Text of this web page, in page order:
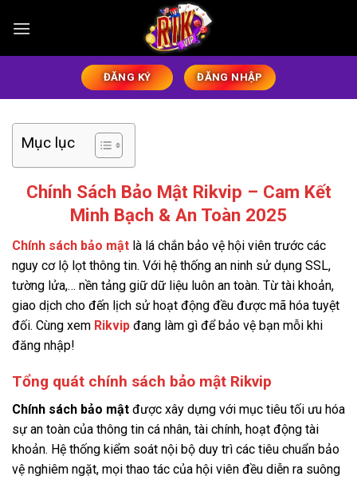
qua
ĐĂNG KÝ ĐĂNG NHẬP
Mục lục
Chính Sách Bảo Mật Rikvip – Cam Kết
Minh Bạch & An Toàn 2025
Chính sách bảo mật là lá chắn bảo vệ hội viên trước các
nguy cơ lộ lọt thông tin. Với hệ thống an ninh sử dụng SSL,
tường lửa,… nền tảng giữ dữ liệu luôn an toàn. Từ tài khoản,
giao dịch cho đến lịch sử hoạt động đều được mã hóa tuyệt
đối. Cùng xem Rikvip đang làm gì để bảo vệ bạn mỗi khi
đăng nhập!
Tổng quát chính sách bảo mật Rikvip
Chính sách bảo mật được xây dựng với mục tiêu tối ưu hóa
sự an toàn của thông tin cá nhân, tài chính, hoạt động tài
khoản. Hệ thống kiểm soát nội bộ duy trì các tiêu chuẩn bảo
vệ nghiêm ngặt, mọi thao tác của hội viên đều diễn ra suông